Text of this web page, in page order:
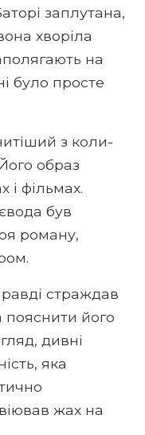
заплутана,
хворіла
на
було просте
з коли-
образ
і фільмах.
був
роману,
страждав
його
дивні
яка
жах на